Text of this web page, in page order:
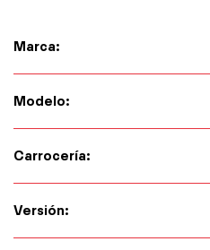
Marca:
Modelo:
Carrocería:
Versión: